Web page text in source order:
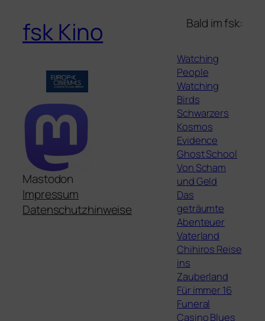
fsk Kino
Mastodon
Impressum
Datenschutzhinweise
Bald im fsk:
Watching
People
Watching
Birds
Schwarzers
Kosmos
Evidence
Ghost School
Von Scham
und Geld
Das
geträumte
Abenteuer
Vaterland
Chihiros Reise
ins
Zauberland
Für immer 16
Funeral
Casino Blues